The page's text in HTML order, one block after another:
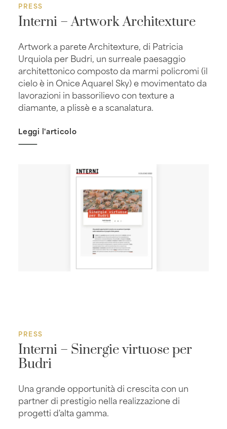
PRESS
Interni – Artwork Architexture
Artwork a parete Architexture, di Patricia
Urquiola per Budri, un surreale paesaggio
architettonico composto da marmi policromi (il
cielo è in Onice Aquarel Sky) e movimentato da
lavorazioni in bassorilievo con texture a
diamante, a plissè e a scanalatura.
Leggi l'articolo
PRESS
Interni – Sinergie virtuose per
Budri
Una grande opportunità di crescita con un
partner di prestigio nella realizzazione di
progetti d'alta gamma.